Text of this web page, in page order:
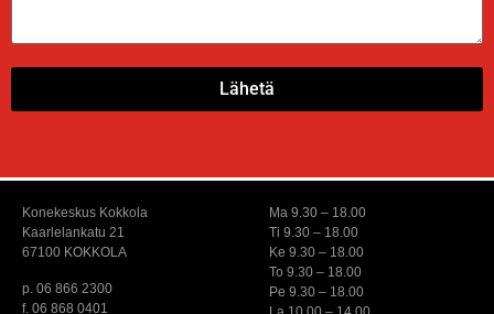
Lähetä
Konekeskus Kokkola
Kaarlelankatu 21
67100 KOKKOLA
p. 06 866 2300
f. 06 868 0401
Ma 9.30 – 18.00
Ti 9.30 – 18.00
Ke 9.30 – 18.00
To 9.30 – 18.00
Pe 9.30 – 18.00